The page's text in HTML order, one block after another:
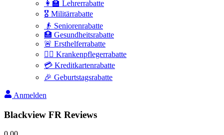
👩‍🏫 Lehrerrabatte
🎖️ Militärrabatte
👴 Seniorenrabatte
🏥 Gesundheitsrabatte
🚨 Ersthelferrabatte
👩‍⚕️ Krankenpflegerrabatte
💳 Kreditkartenrabatte
🎉 Geburtstagsrabatte
Anmelden
Blackview FR Reviews